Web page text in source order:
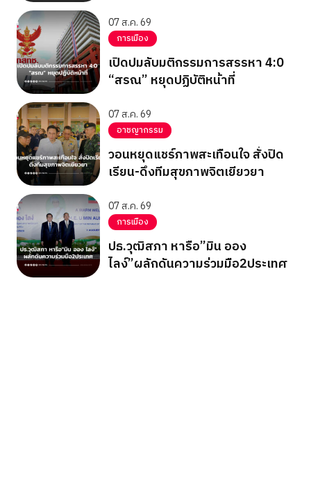
07 ส.ค. 69
การเมือง
เปิดปมลับมติกรรมการสรรหา 4:0
“สรณ” หยุดปฏิบัติหน้าที่
07 ส.ค. 69
อาชญากรรม
วอนหยุดแชร์ภาพสะเทือนใจ สั่งปิด
เรียน-ดึงทีมสุขภาพจิตเยียวยา
07 ส.ค. 69
การเมือง
ปธ.วุฒิสภา หารือ”มิน ออง
ไลง์”ผลักดันความร่วมมือ2ประเทศ